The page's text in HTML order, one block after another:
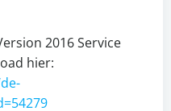
2016 Service
hier: